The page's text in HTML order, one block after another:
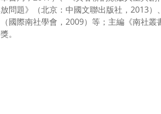
問題》（北京：中國文聯出版社，2013
國際南社學會，2009）等；主編《南社
。